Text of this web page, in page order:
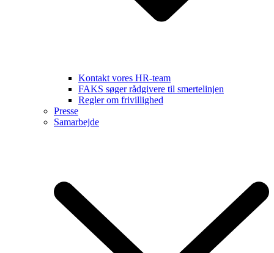
Kontakt vores HR-team
FAKS søger rådgivere til smertelinjen
Regler om frivillighed
Presse
Samarbejde